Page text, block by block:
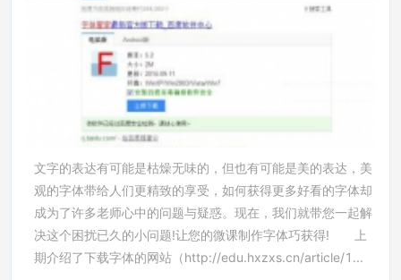
文字的表达有可能是枯燥无味的，但也有可能是美的表达，美
观的字体带给人们更精致的享受，如何获得更多好看的字体却
成为了许多老师心中的问题与疑惑。现在，我们就带您一起解
决这个困扰已久的小问题!让您的微课制作字体巧获得! 上
期介绍了下载字体的网站（http://edu.hxzxs.cn/article/1...